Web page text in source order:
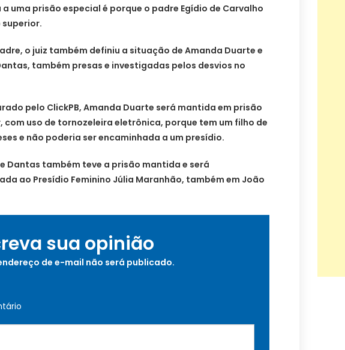
uma prisão especial é porque o padre Egídio de Carvalho
o juiz também definiu a situação de Amanda Duarte e
também presas e investigadas pelos desvios no
pelo ClickPB, Amanda Duarte será mantida em prisão
com uso de tornozeleira eletrônica, porque tem um filho de
e não poderia ser encaminhada a um presídio.
Dantas também teve a prisão mantida e será
ao Presídio Feminino Júlia Maranhão, também em João
sua opinião
de e-mail não será publicado.